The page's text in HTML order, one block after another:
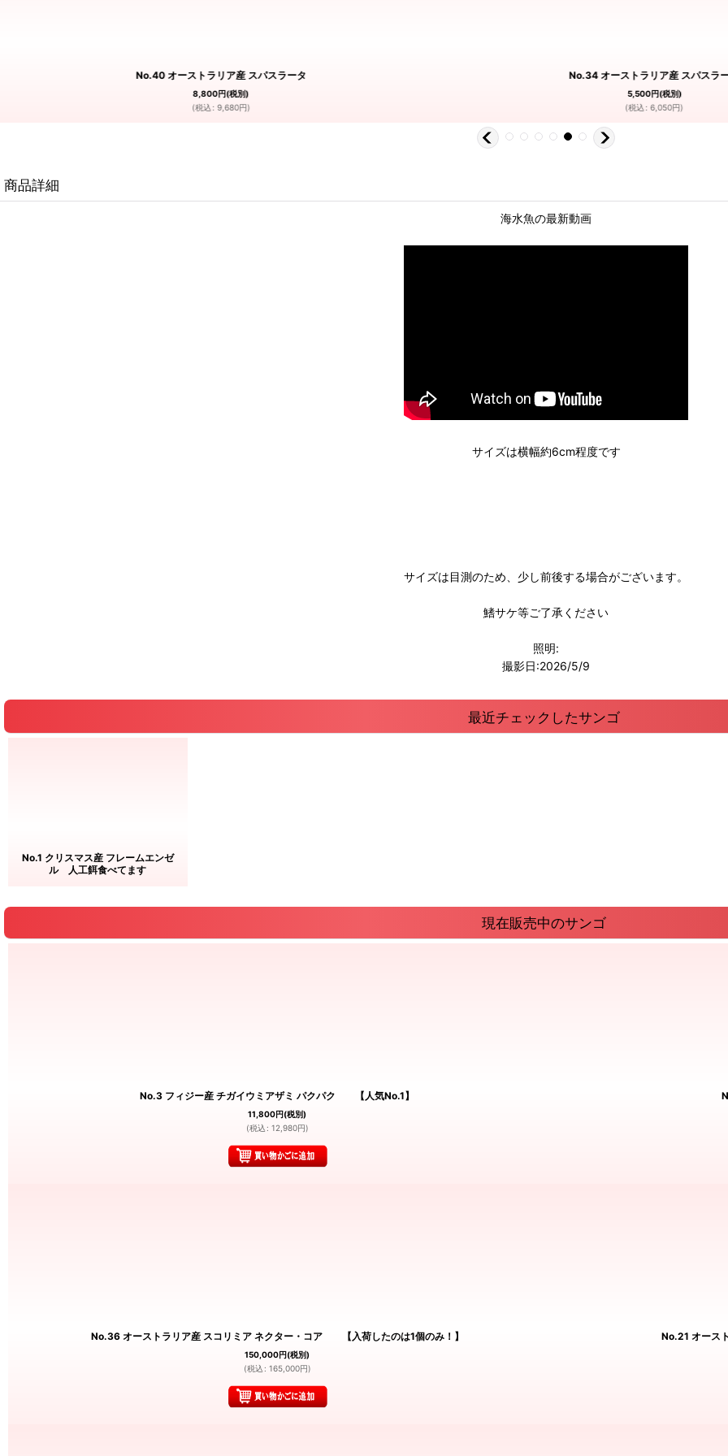
No.40 オーストラリア産 スパスラータ
8,800円(税別)
(税込: 9,680円)
No.34 オーストラリア産 スパスラ
5,500円(税別)
(税込: 6,050円)
商品詳細
海水魚の最新動画
サイズは横幅約6cm程度です
サイズは目測のため、少し前後する場合がございます。
鰭サケ等ご了承ください
照明:
撮影日:2026/5/9
最近チェックしたサンゴ
No.1 クリスマス産 フレームエンゼ
ル 人工餌食べてます
現在販売中のサンゴ
No.3 フィジー産 チガイウミアザミ パクパク 【人気No.1】
11,800円(税別)
(税込 : 12,980円)
No.36 オーストラリア産 スコリミア ネクター・コア 【入荷したのは1個のみ！】
150,000円(税別)
(税込 : 165,000円)
No.21 オース